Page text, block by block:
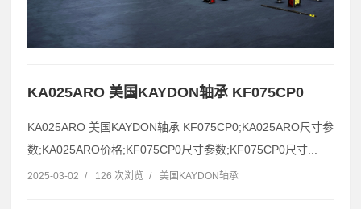
KA025ARO 美国KAYDON轴承 KF075CP0
KA025ARO 美国KAYDON轴承 KF075CP0;KA025ARO尺寸参
数;KA025ARO价格;KF075CP0尺寸参数;KF075CP0尺寸...
2025-03-02 / 126 次浏览 / 美国KAYDON轴承